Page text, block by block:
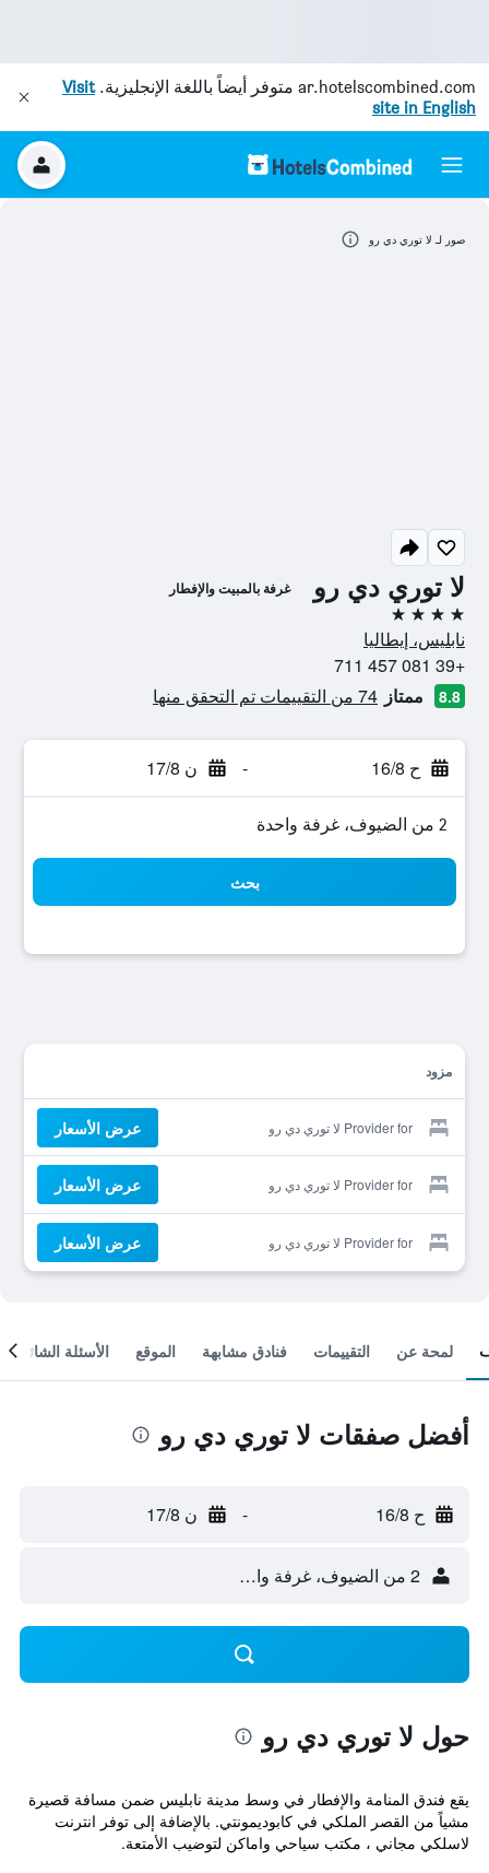
ar.hotelscombined.com متوفر أيضاً باللغة الإنجليزية.Visit
site in English
لا توري دي رو غرفة بالمبيت والإفطار
4 نجوم
نابليس، إيطاليا
+39 081 457 711
8.8 ممتاز 74 من التقييمات تم التحقق منها
ح 16/8 - ن 17/8
2 من الضيوف، غرفة واحدة
بحث
مزود
Provider for لا توري دي رو عرض الأسعار
Provider for لا توري دي رو عرض الأسعار
Provider for لا توري دي رو عرض الأسعار
صور لـ لا توري دي رو
لمحة عن التقييمات فنادق مشابهة الموقع الأسئلة الشائعة
أفضل صفقات لا توري دي رو
ح 16/8 - ن 17/8
2 من الضيوف، غرفة واحدة
حول لا توري دي رو
يقع فندق المنامة والإفطار في وسط مدينة نابليس ضمن مسافة قصيرة
مشياً من القصر الملكي في كابوديمونتي. بالإضافة إلى توفر انترنت
لاسلكي مجاني ، مكتب سياحي واماكن لتوضيب الأمتعة.